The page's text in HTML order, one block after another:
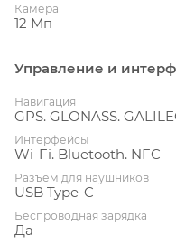
Камера
12 Мп
Управление и
Навигация
GPS. GLONASS.
Интерфейсы
Wi-Fi. Bluetooth. NFC
Разъем для наушников
USB Type-C
Беспроводная зарядка
Да